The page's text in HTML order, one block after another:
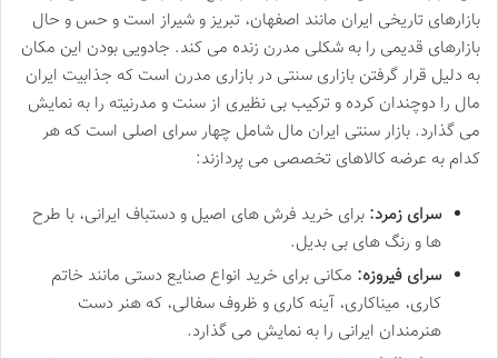
بازارهای تاریخی ایران مانند اصفهان، تبریز و شیراز است و حس و حال
بازارهای قدیمی را به شکلی مدرن زنده می کند. جادویی بودن این مکان
به دلیل قرار گرفتن بازاری سنتی در بازاری مدرن است که جذابیت ایران
مال را دوچندان کرده و ترکیب بی نظیری از سنت و مدرنیته را به نمایش
می گذارد. بازار سنتی ایران مال شامل چهار سرای اصلی است که هر
کدام به عرضه کالاهای تخصصی می پردازند:
سرای زمرد: برای خرید فرش های اصیل و دستباف ایرانی، با طرح
ها و رنگ های بی بدیل.
سرای فیروزه: مکانی برای خرید انواع صنایع دستی مانند خاتم
کاری، میناکاری، آینه کاری و ظروف سفالی، که هنر دست
هنرمندان ایرانی را به نمایش می گذارد.